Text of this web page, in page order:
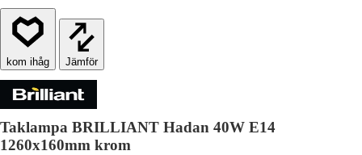
Jämför
Taklampa BRILLIANT Hadan 40W E14
1260x160mm krom